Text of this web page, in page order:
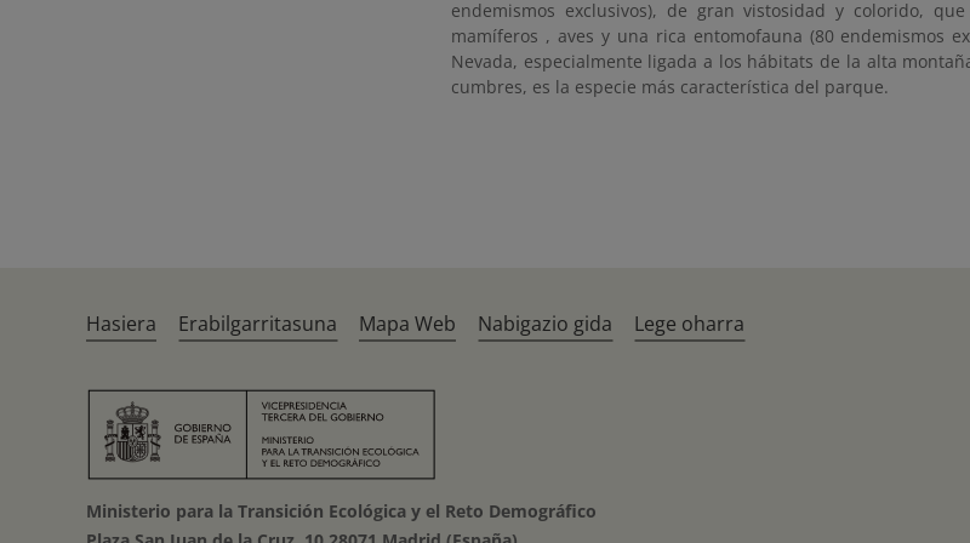
endemismos exclusivos), de gran vistosidad y colorido,
mamíferos , aves y una rica entomofauna (80 endemismos
Nevada, especialmente ligada a los hábitats de la alta
cumbres, es la especie más característica del parque.
Hasiera Erabilgarritasuna Mapa Web Nabigazio gida Lege oharra
Ministerio para la Transición Ecológica y el Reto Demográfico